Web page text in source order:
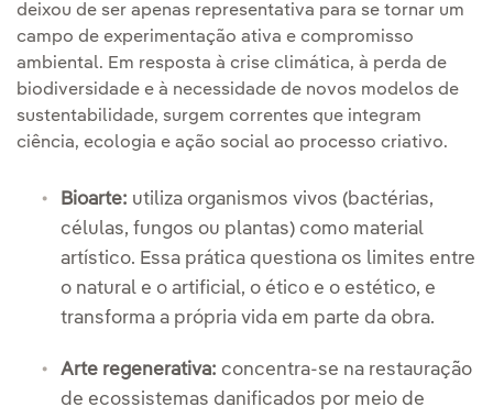
deixou de ser apenas representativa para se tornar um
campo de experimentação ativa e compromisso
ambiental. Em resposta à crise climática, à perda de
biodiversidade e à necessidade de novos modelos de
sustentabilidade, surgem correntes que integram
ciência, ecologia e ação social ao processo criativo.
Bioarte: utiliza organismos vivos (bactérias,
células, fungos ou plantas) como material
artístico. Essa prática questiona os limites entre
o natural e o artificial, o ético e o estético, e
transforma a própria vida em parte da obra.
Arte regenerativa: concentra-se na restauração
de ecossistemas danificados por meio de